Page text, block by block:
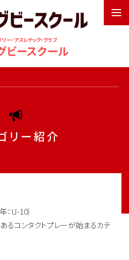
ー・アスレチック・クラブ
ビースクール
リー紹介
：U-10）
るコンタクトプレーが始まるカテ